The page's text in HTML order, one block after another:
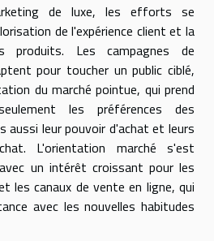
de luxe, les efforts se
de l'expérience client et la
produits. Les campagnes de
pour toucher un public ciblé,
du marché pointue, qui prend
les préférences des
aussi leur pouvoir d'achat et leurs
L'orientation marché s'est
un intérêt croissant pour les
les canaux de vente en ligne, qui
avec les nouvelles habitudes